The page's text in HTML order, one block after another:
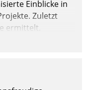
Einblicke in
Zuletzt
ermittelt.